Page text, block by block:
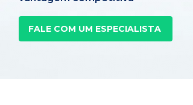
FALE COM UM ESPECIALISTA